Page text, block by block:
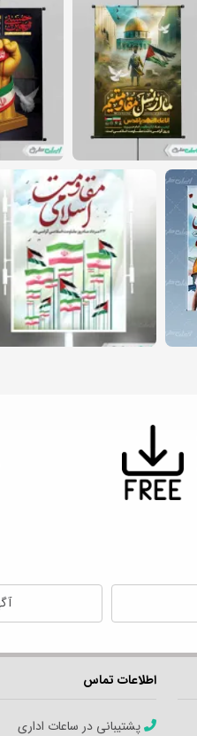
اطلاعات تماس
پشتیبانی در ساعات اداری